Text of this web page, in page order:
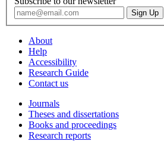
About
Help
Accessibility
Research Guide
Contact us
Journals
Theses and dissertations
Books and proceedings
Research reports